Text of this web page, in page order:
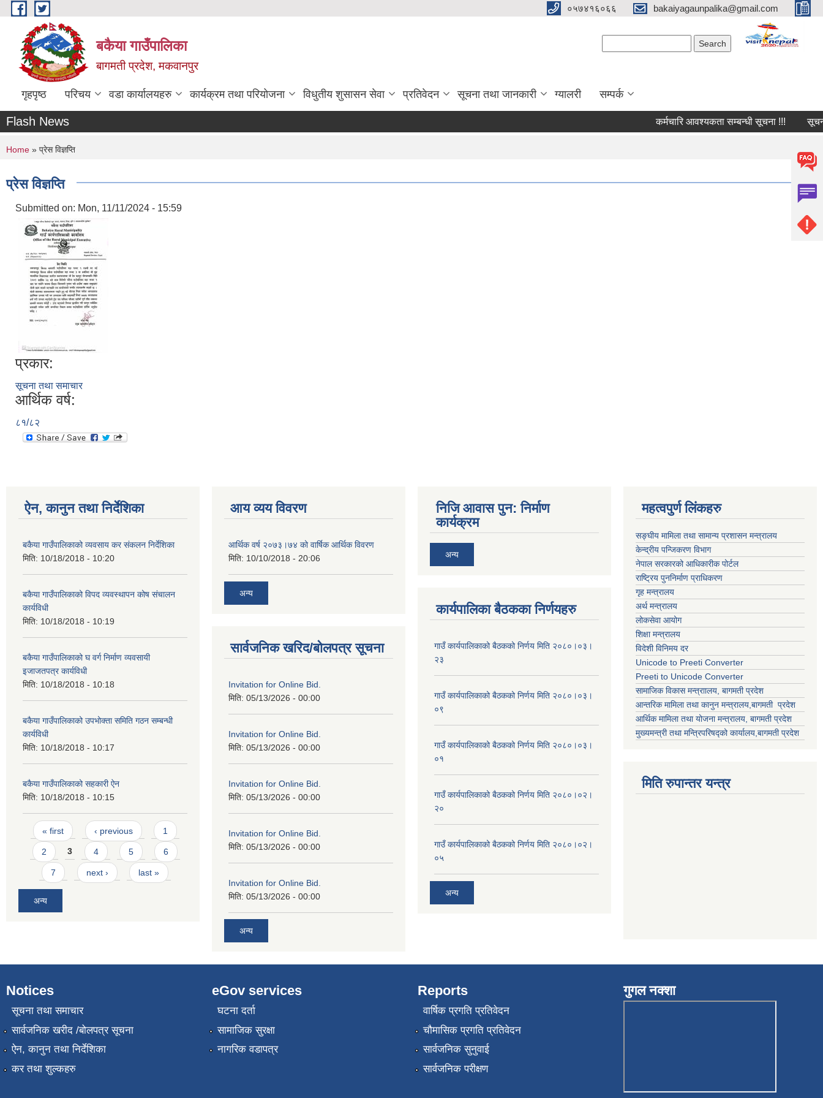
Skip to main content ०५७४१६०६६ bakaiyagaunpalika@gmail.com
बकैया गाउँपालिका
बागमती प्रदेश, मकवानपुर
गृहपृष्ठ परिचय वडा कार्यालयहरु कार्यक्रम तथा परियोजना विधुतीय शुसासन सेवा प्रतिवेदन सूचना तथा जानकारी ग्यालरी सम्पर्क
Flash News कर्मचारि आवश्यकता सम्बन्धी सूचना !!! सूचना
You are here
Home » प्रेस विज्ञप्ति
प्रेस विज्ञप्ति
Submitted on: Mon, 11/11/2024 - 15:59
प्रकार:
सूचना तथा समाचार
आर्थिक वर्ष:
८१/८२
ऐन, कानुन तथा निर्देशिका
बकैया गाउँपालिकाको व्यवसाय कर संकलन निर्देशिका
मिति: 10/18/2018 - 10:20
बकैया गाउँपालिकाको विपद व्यवस्थापन कोष संचालन
कार्यविधी
मिति: 10/18/2018 - 10:19
बकैया गाउँपालिकाको घ वर्ग निर्माण व्यवसायी
इजाजतपत्र कार्यविधी
मिति: 10/18/2018 - 10:18
बकैया गाउँपालिकाको उपभोक्ता समिति गठन सम्बन्धी
कार्यविधी
मिति: 10/18/2018 - 10:17
बकैया गाउँपालिकाको सहकारी ऐन
मिति: 10/18/2018 - 10:15
Pages
« first ‹ previous 1
2 3 4 5 6
7 next › last »
अन्य
आय व्यय विवरण
आर्थिक वर्ष २०७३।७४ को वार्षिक आर्थिक विवरण
मिति: 10/10/2018 - 20:06
अन्य
सार्वजनिक खरिद/बोलपत्र सूचना
Invitation for Online Bid.
मिति: 05/13/2026 - 00:00
Invitation for Online Bid.
मिति: 05/13/2026 - 00:00
Invitation for Online Bid.
मिति: 05/13/2026 - 00:00
Invitation for Online Bid.
मिति: 05/13/2026 - 00:00
Invitation for Online Bid.
मिति: 05/13/2026 - 00:00
अन्य
निजि आवास पुन: निर्माण
कार्यक्रम
अन्य
कार्यपालिका बैठकका निर्णयहरु
गाउँ कार्यपालिकाको बैठकको निर्णय मिति २०८०।०३।
२३
गाउँ कार्यपालिकाको बैठकको निर्णय मिति २०८०।०३।
०९
गाउँ कार्यपालिकाको बैठकको निर्णय मिति २०८०।०३।
०१
गाउँ कार्यपालिकाको बैठकको निर्णय मिति २०८०।०२।
२०
गाउँ कार्यपालिकाको बैठकको निर्णय मिति २०८०।०२।
०५
अन्य
महत्वपुर्ण लिंकहरु
सङ्घीय मामिला तथा सामान्य प्रशासन मन्त्रालय
केन्द्रीय पन्जिकरण विभाग
नेपाल सरकारको आधिकारीक पोर्टल
राष्ट्रिय पुननिर्माण प्राधिकरण
गृह मन्त्रालय
अर्थ मन्त्रालय
लोकसेवा आयोग
शिक्षा मन्त्रालय
विदेशी विनिमय दर
Unicode to Preeti Converter
Preeti to Unicode Converter
सामाजिक विकास मन्त्राालय, बागमती प्रदेश
आन्तरिक मामिला तथा कानुन मन्त्रालय,बागमती प्रदेश
आर्थिक मामिला तथा योजना मन्त्रालय, बागमती प्रदेश
मुख्यमन्त्री तथा मन्त्रिपरिषद्को कार्यालय,बागमती प्रदेश
मिति रुपान्तर यन्त्र
Notices
सूचना तथा समाचार
सार्वजनिक खरीद /बोलपत्र सूचना
ऐन, कानुन तथा निर्देशिका
कर तथा शुल्कहरु
eGov services
घटना दर्ता
सामाजिक सुरक्षा
नागरिक वडापत्र
Reports
वार्षिक प्रगति प्रतिवेदन
चौमासिक प्रगति प्रतिवेदन
सार्वजनिक सुनुवाई
सार्वजनिक परीक्षण
गुगल नक्शा